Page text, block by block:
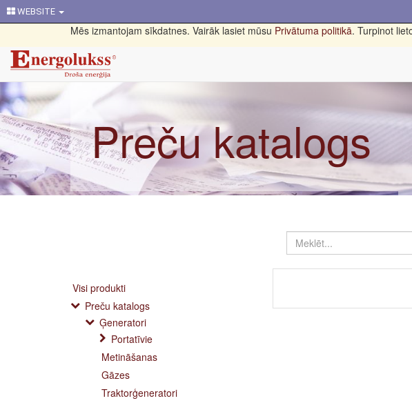
WEBSITE
Mēs izmantojam sīkdatnes. Vairāk lasiet mūsu Privātuma politikā. Turpinot
Preču katalogs
Visi produkti
Preču katalogs
Ģeneratori
Portatīvie
Metināšanas
Gāzes
Traktorģeneratori